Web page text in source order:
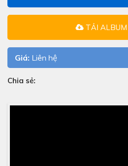
TẢI
Giá: Liên hệ
Chia sẻ: